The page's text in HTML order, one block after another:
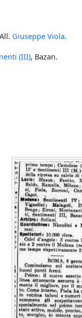
Giuseppe Viola.
(III), Bazan.